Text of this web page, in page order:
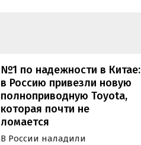
№1 по надежности в Китае:
в Россию привезли новую
полноприводную Toyota,
которая почти не
ломается
В России наладили